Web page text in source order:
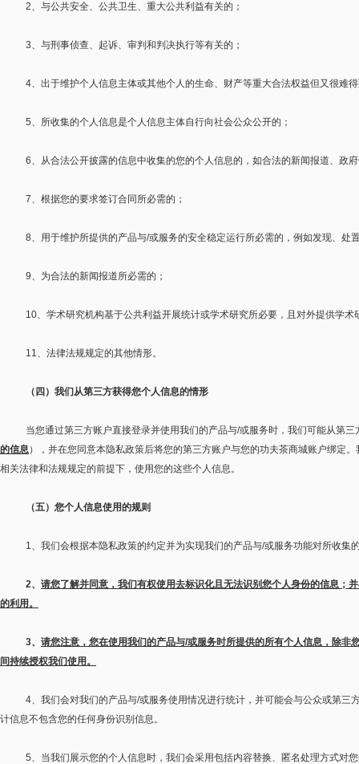
2、与公共安全、公共卫生、重大公共利益有关的；
3、与刑事侦查、起诉、审判和判决执行等有关的；
4、出于维护个人信息主体或其他个人的生命、财产等重大合法权益但又很难
5、所收集的个人信息是个人信息主体自行向社会公众公开的；
6、从合法公开披露的信息中收集的您的个人信息的，如合法的新闻报道、政
7、根据您的要求签订合同所必需的；
8、用于维护所提供的产品与/或服务的安全稳定运行所必需的，例如发现、处
9、为合法的新闻报道所必需的；
10、学术研究机构基于公共利益开展统计或学术研究所必要，且对外提供学
11、法律法规规定的其他情形。
（四）我们从第三方获得您个人信息的情形
当您通过第三方账户直接登录并使用我们的产品与/或服务时，我们可能从第
的信息），并在您同意本隐私政策后将您的第三方账户与您的功夫茶商城账户绑定
相关法律和法规规定的前提下，使用您的这些个人信息。
（五）您个人信息使用的规则
1、我们会根据本隐私政策的约定并为实现我们的产品与/或服务功能对所收集
2、 请您了解并同意，我们有权使用去标识化且无法识别您个人身份的信息；
的利用。
3、 请您注意，您在使用我们的产品与/或服务时所提供的所有个人信息，除非
间持续授权我们使用。
4、我们会对我们的产品与/或服务使用情况进行统计，并可能会与公众或第三
计信息不包含您的任何身份识别信息。
5、当我们展示您的个人信息时，我们会采用包括内容替换、匿名处理方式对